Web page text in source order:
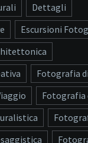
Dettagli
Escursioni
Fotografia
Fotografia